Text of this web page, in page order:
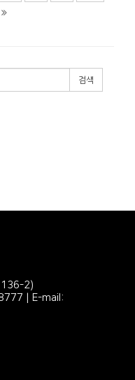
검색
136-2)
| E-mail: